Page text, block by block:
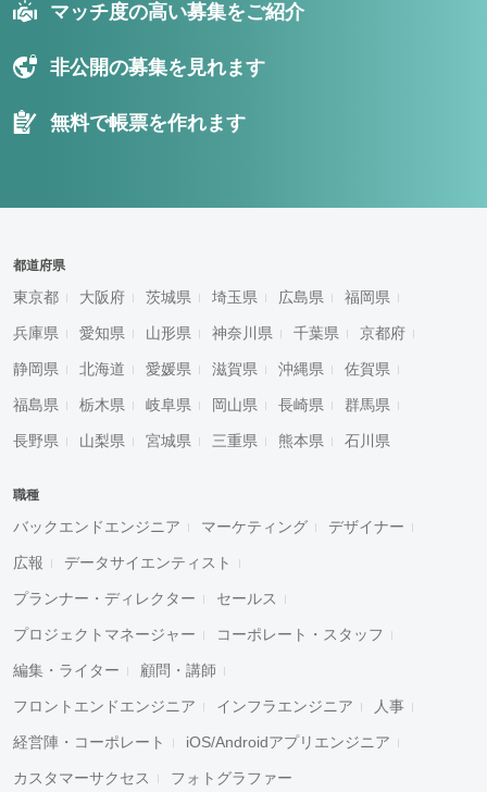
マッチ度の高い募集をご紹介
非公開の募集を見れます
無料で帳票を作れます
都道府県
東京都 大阪府 茨城県 埼玉県 広島県 福岡県
兵庫県 愛知県 山形県 神奈川県 千葉県 京都府
静岡県 北海道 愛媛県 滋賀県 沖縄県 佐賀県
福島県 栃木県 岐阜県 岡山県 長崎県 群馬県
長野県 山梨県 宮城県 三重県 熊本県 石川県
職種
バックエンドエンジニア マーケティング デザイナー
広報 データサイエンティスト
プランナー・ディレクター セールス
プロジェクトマネージャー コーポレート・スタッフ
編集・ライター 顧問・講師
フロントエンドエンジニア インフラエンジニア 人事
経営陣・コーポレート iOS/Androidアプリエンジニア
カスタマーサクセス フォトグラファー